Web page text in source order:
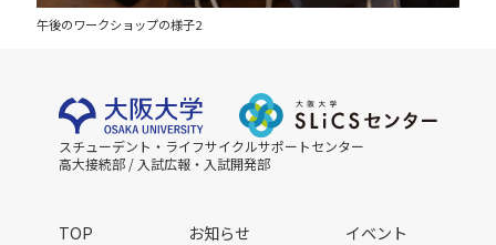
午後のワークショップの様子2
スチューデント・ライフサイクルサポートセンター
高大接続部 / 入試広報・入試開発部
TOP お知らせ イベント